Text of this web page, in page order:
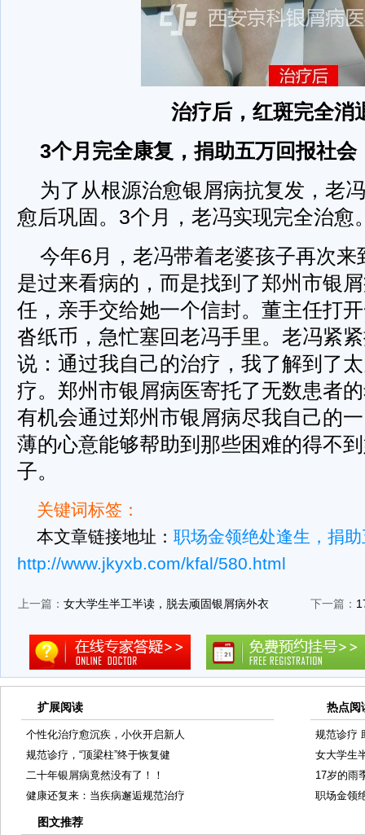
治疗后，红斑完全消
3个月完全康复，捐助五万回报社会
为了从根源治愈银屑病抗复发，老
愈后巩固。3个月，老冯实现完全治愈
今年6月，老冯带着老婆孩子再次
是过来看病的，而是找到了郑州市银
任，亲手交给她一个信封。董主任打
沓纸币，急忙塞回老冯手里。老冯紧
说：通过我自己的治疗，我了解到了
疗。郑州市银屑病医寄托了无数患者
有机会通过郑州市银屑病尽我自己的
薄的心意能够帮助到那些困难的得不
子。
关键词标签：
本文章链接地址： 职场金领绝处逢生，捐
http://www.jkyxb.com/kfal/580.html
上一篇： 女大学生半工半读，脱去顽固银屑病外衣 下一篇：
扩展阅读
个性化治疗愈沉疾，小伙开启新人
规范诊疗，“顶梁柱”终于恢复健
二十年银屑病竟然没有了！！
健康还复来：当疾病邂逅规范治疗
热点阅
规范诊疗
女大学生
17岁的雨
职场金领
图文推荐